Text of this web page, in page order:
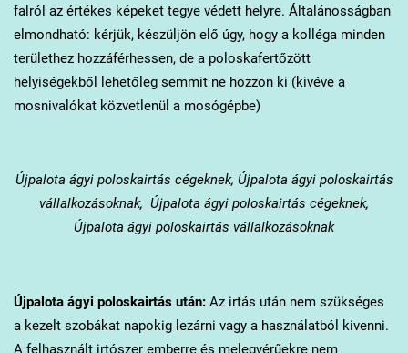
falról az értékes képeket tegye védett helyre. Általánosságban
elmondható: kérjük, készüljön elő úgy, hogy a kolléga minden
területhez hozzáférhessen, de a poloskafertőzött
helyiségekből lehetőleg semmit ne hozzon ki (kivéve a
mosnivalókat közvetlenül a mosógépbe)
Újpalota ágyi poloskairtás cégeknek, Újpalota ágyi poloskairtás
vállalkozásoknak, Újpalota ágyi poloskairtás cégeknek,
Újpalota ágyi poloskairtás vállalkozásoknak
Újpalotaágyi poloskairtás után:Az irtás után nem szükséges
a kezelt szobákat napokig lezárni vagy a használatból kivenni.